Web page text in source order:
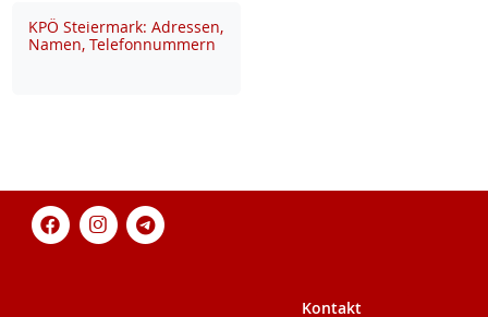
KPÖ Steiermark: Adressen,
Namen, Telefonnummern
Kontakt